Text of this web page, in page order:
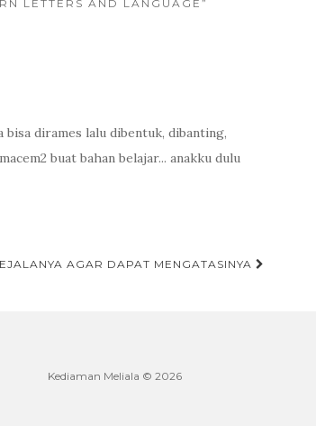
LETTERS AND LANGUAGE”
dirames lalu dibentuk, dibanting,
buat bahan belajar... anakku dulu
AGAR DAPAT MENGATASINYA
Kediaman Meliala © 2026